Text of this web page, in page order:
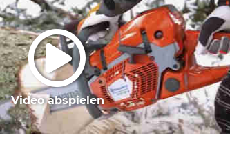
Video abspielen